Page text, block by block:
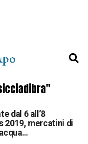
dal 6 all’8
2019, mercatini di